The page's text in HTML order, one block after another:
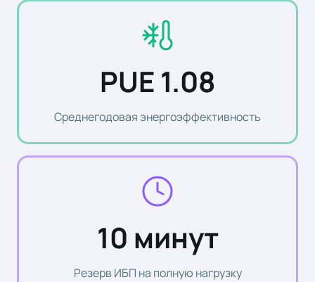
PUE 1.08
Среднегодовая энергоэффективность
10 минут
Резерв ИБП на полную нагрузку